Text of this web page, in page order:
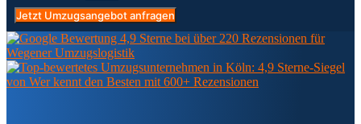
Jetzt Umzugsangebot anfragen